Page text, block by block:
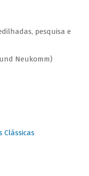
pesquisa e
Neukomm)
Clássicas